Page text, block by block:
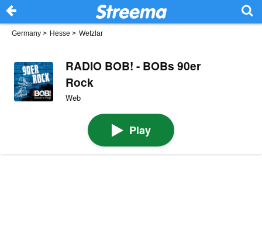
Germany > Hesse > Wetzlar
RADIO BOB! - BOBs 90er
Rock
Web
Play